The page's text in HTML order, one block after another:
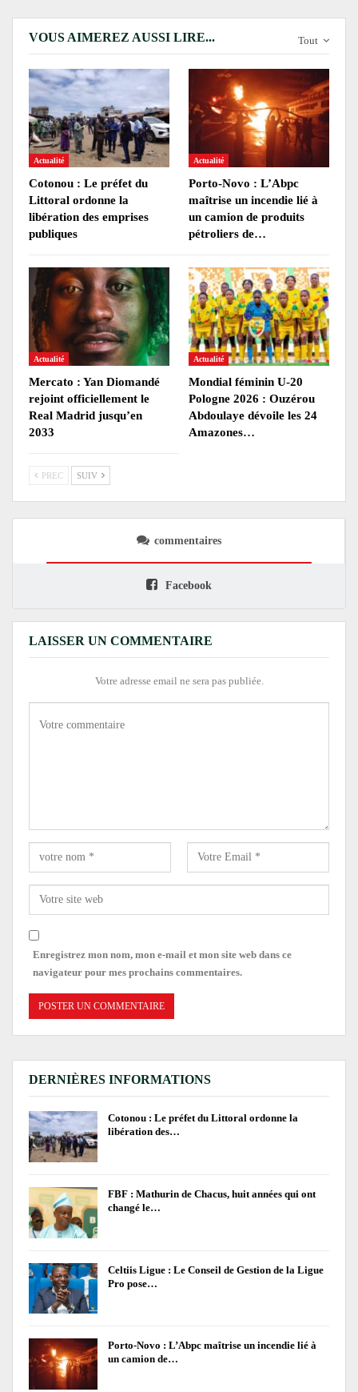
Tout
VOUS AIMEREZ AUSSI LIRE...
Actualité
Cotonou : Le préfet du
Littoral ordonne la
libération des emprises
publiques
Actualité
Porto-Novo : L’Abpc
maîtrise un incendie lié à
un camion de produits
pétroliers de…
Actualité
Mercato : Yan Diomandé
rejoint officiellement le
Real Madrid jusqu’en
2033
Actualité
Mondial féminin U-20
Pologne 2026 : Ouzérou
Abdoulaye dévoile les 24
Amazones…
PREC SUIV
commentaires
Facebook
LAISSER UN COMMENTAIRE
Votre adresse email ne sera pas publiée.
Enregistrez mon nom, mon e-mail et mon site web dans ce
navigateur pour mes prochains commentaires.
DERNIÈRES INFORMATIONS
Cotonou : Le préfet du Littoral ordonne la
libération des…
FBF : Mathurin de Chacus, huit années qui ont
changé le…
Celtiis Ligue : Le Conseil de Gestion de la Ligue
Pro pose…
Porto-Novo : L’Abpc maîtrise un incendie lié à
un camion de…